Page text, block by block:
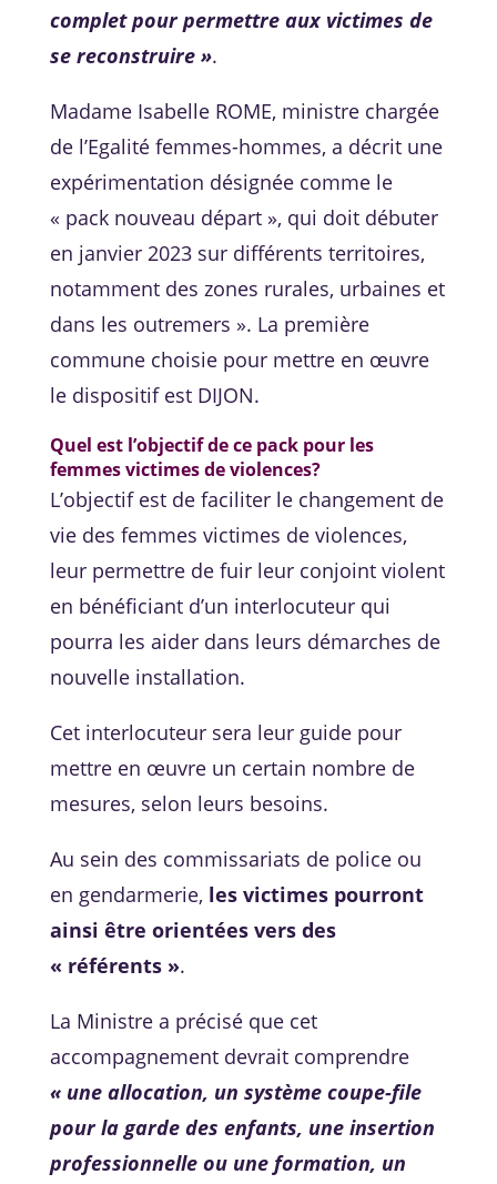
complet pour permettre aux victimes de
se reconstruire ».
Madame Isabelle ROME, ministre chargée
de l’Egalité femmes-hommes, a décrit une
expérimentation désignée comme le
« pack nouveau départ », qui doit débuter
en janvier 2023 sur différents territoires,
notamment des zones rurales, urbaines et
dans les outremers ». La première
commune choisie pour mettre en œuvre
le dispositif est DIJON.
Quel est l’objectif de ce pack pour les
femmes victimes de violences?
L’objectif est de faciliter le changement de
vie des femmes victimes de violences,
leur permettre de fuir leur conjoint violent
en bénéficiant d’un interlocuteur qui
pourra les aider dans leurs démarches de
nouvelle installation.
Cet interlocuteur sera leur guide pour
mettre en œuvre un certain nombre de
mesures, selon leurs besoins.
Au sein des commissariats de police ou
en gendarmerie, les victimes pourront
ainsi être orientées vers des
« référents ».
La Ministre a précisé que cet
accompagnement devrait comprendre
« une allocation, un système coupe-file
pour la garde des enfants, une insertion
professionnelle ou une formation, un